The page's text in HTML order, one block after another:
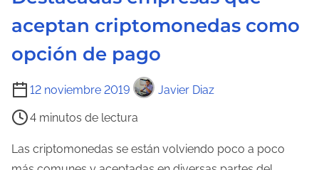
r
d
a
aceptan criptomonedas como
opción de pago
12 noviembre 2019 Javier Diaz
T
e
m
p
4 minutos de lectura
Las criptomonedas se están volviendo poco a poco